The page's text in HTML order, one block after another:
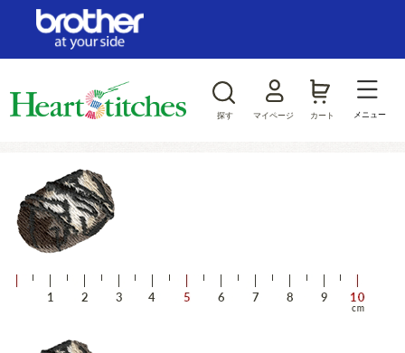
探す マイページ カート メニュー
ログイン/新規会員登録
ジャンルから探す